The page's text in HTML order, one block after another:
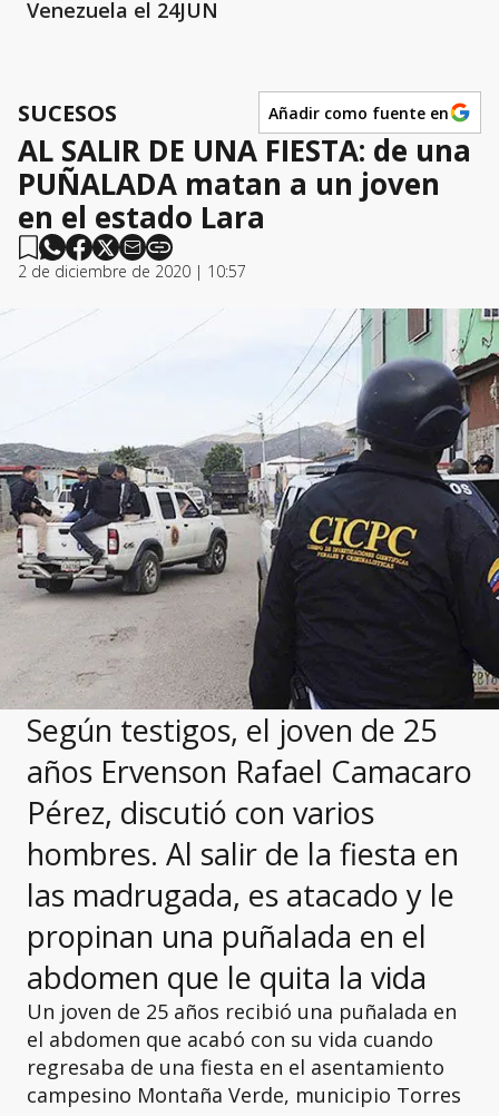
Venezuela el 24JUN
SUCESOS Añadir como fuente en
AL SALIR DE UNA FIESTA: de una
PUÑALADA matan a un joven
en el estado Lara
2 de diciembre de 2020 | 10:57
Según testigos, el joven de 25
años Ervenson Rafael Camacaro
Pérez, discutió con varios
hombres. Al salir de la fiesta en
las madrugada, es atacado y le
propinan una puñalada en el
abdomen que le quita la vida
Un joven de 25 años recibió una puñalada en
el abdomen que acabó con su vida cuando
regresaba de una fiesta en el asentamiento
campesino Montaña Verde, municipio Torres